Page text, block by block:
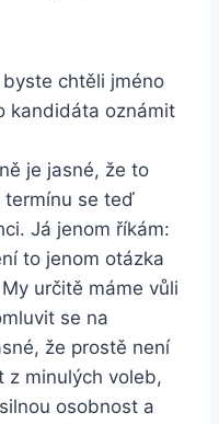
chtěli jméno
kandidáta oznámit
je jasné, že to
termínu se teď
Já jenom říkám:
to jenom otázka
určitě máme vůli
se na
že prostě není
z minulých voleb,
osobnost a